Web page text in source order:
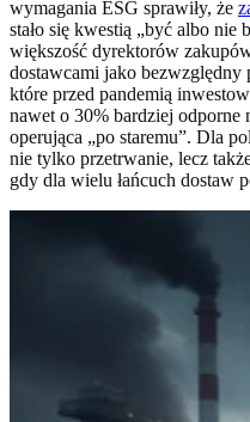
wymagania ESG sprawiły, że
stało się kwestią „być albo nie
większość dyrektorów
dostawcami jako
które przed pandemią
nawet o 30% bardziej
operująca „po staremu”. Dla
nie tylko przetrwanie, lecz
gdy dla wielu łańcuch dostaw